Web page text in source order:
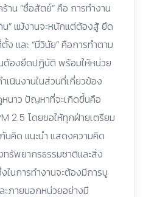
าน “ซื่อสัตย์” คือ การทำงาน
น” แม้งานจะหนักแต่ต้องสู้ ยึด
ง และ “มีวินัย” คือการทำตาม
องยึดปฏิบัติ พร้อมให้หน่วย
เนินงานในส่วนที่เกี่ยวข้อง
หนาว ปัญหาที่จะเกิดขึ้นคือ
2.5 โดยขอให้ทุกฝ่ายเตรียม
นคิด แนะนำ แสดงความคิด
ทรัพยากรธรรมชาติและสิ่ง
นการทำงานจะต้องมีการบู
ภายนอกหน่วยอย่างมี